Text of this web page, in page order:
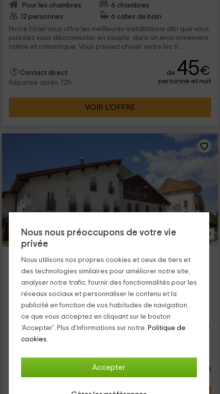
Nous nous préoccupons de votre vie
privée
Nous utilisons nos propres cookies et ceux de tiers et
des technologies similaires pour améliorer notre site,
analyser notre trafic, fournir des fonctionnalités pour les
réseaux sociaux et personnaliser le contenu et la
publicité en fonction de vos habitudes de navigation,
ce que vous acceptez en cliquant sur le bouton
'Accepter'. Plus d'informations sur notre.
Politique de
cookies.
Accepter
Pour les chambres
6 chambres
12 personnes
6 salles de bain
Notre hôtel vous offre les meilleures installations afin que vous
puissiez vous déconnecter en couple, dans un environnement
calme et romantique. Vous pouvez choisir entre les 6
Contact direct
Réponse après 72h
de 45€
personne et nuit
VOIR L’OFFRE
24 Photos
Hôtel La Poste
Malbuisson, Doubs
0 opinions
Pour les chambres
10 chambres
26 personnes
10 salles de bain
Si vous cherchez à vous déconnecter à la fois en famille et en
couple, nous avons préparé pour vous, le plan parfait pour vos
vacances. Nous vous proposons 10 chambres réparties en
chambres doubles et quadruples où vous pourrez vous
26
personne et nuit